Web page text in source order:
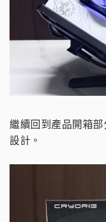
繼續回到產品開箱
設計。